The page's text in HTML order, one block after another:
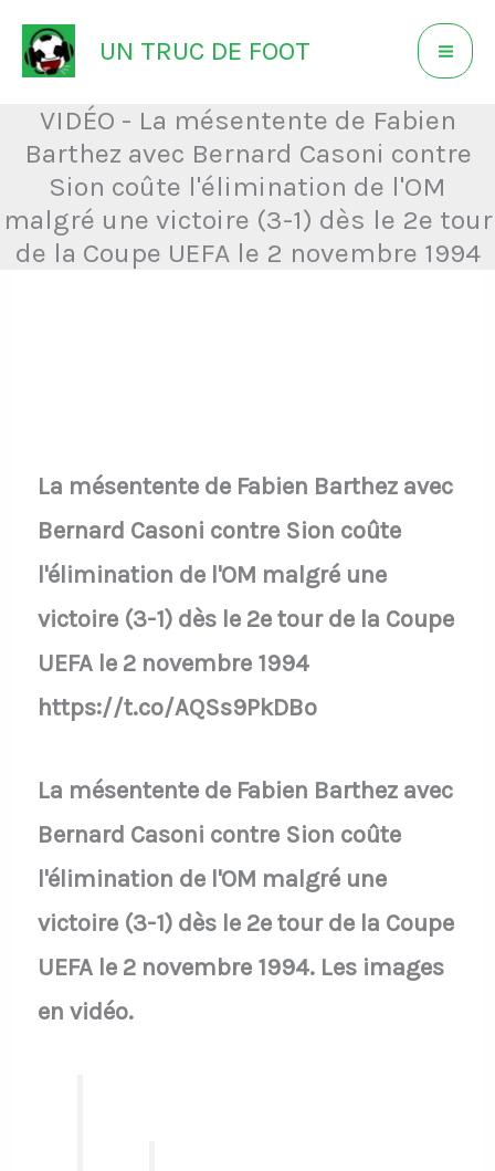
Aller
au
contenu
UN TRUC DE FOOT
VIDÉO - La mésentente de Fabien
Barthez avec Bernard Casoni contre
Sion coûte l'élimination de l'OM
malgré une victoire (3-1) dès le 2e tour
de la Coupe UEFA le 2 novembre 1994
La mésentente de Fabien Barthez avec
Bernard Casoni contre Sion coûte
l'élimination de l'OM malgré une
victoire (3-1) dès le 2e tour de la Coupe
UEFA le 2 novembre 1994
https://t.co/AQSs9PkDBo
La mésentente de Fabien Barthez avec
Bernard Casoni contre Sion coûte
l'élimination de l'OM malgré une
victoire (3-1) dès le 2e tour de la Coupe
UEFA le 2 novembre 1994. Les images
en vidéo.